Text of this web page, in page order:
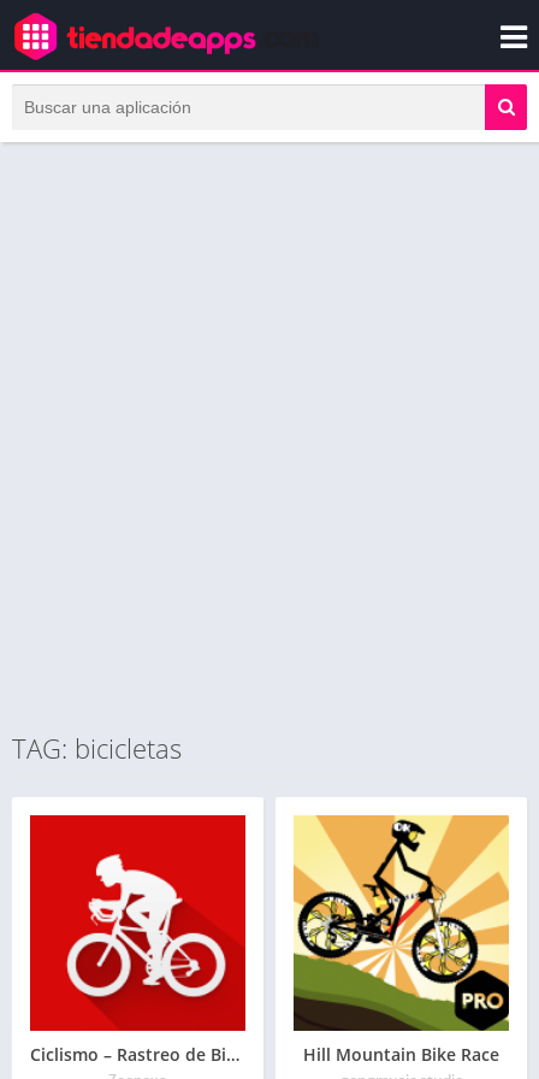
TAG: bicicletas
Ciclismo – Rastreo de Bicicleta Hill Mountain Bike Race